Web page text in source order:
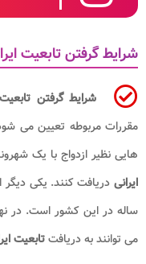
شرایط گرفتن تابعیت
شرایط گرفتن تابعیت
مقررات مربوطه تعیین می
هایی نظیر ازدواج با یک
ایرانیدریافت کنند. یکی دیگر
ساله در این کشور است. در
می توانند به دریافتتابعیت